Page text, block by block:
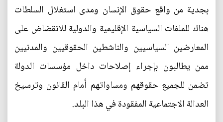
بجدية من واقع حقوق الإنسان ومدى استغلال السلطات
هناك للملفات السياسية الإقليمية والدولية للانقضاض على
المعارضين السياسيين والناشطين الحقوقيين والمدنيين
ممن يطالبون بإجراء إصلاحات داخل مؤسسات الدولة
تضمن للجميع حقوقهم ومساواتهم أمام القانون وترسيخ
العدالة الاجتماعية المفقودة في هذا البلد.